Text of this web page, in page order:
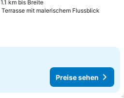
1.1 km bis Breite
Terrasse mit malerischem Flussblick
Preise sehen